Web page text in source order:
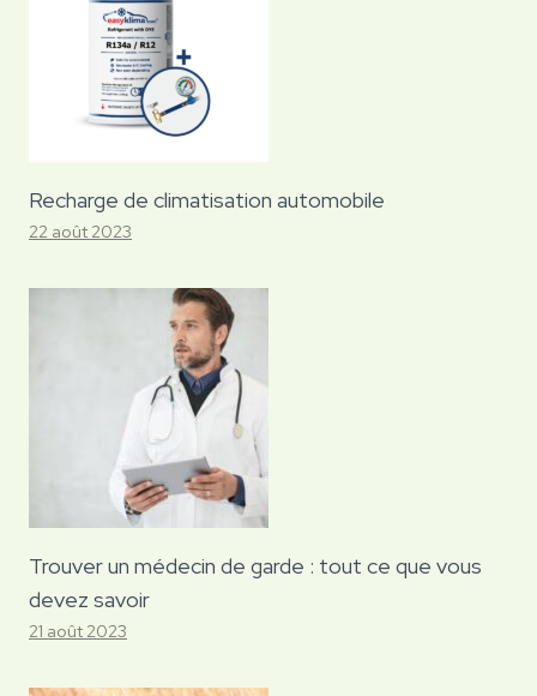
Recharge de climatisation automobile
22 août 2023
Trouver un médecin de garde : tout ce que vous
devez savoir
21 août 2023